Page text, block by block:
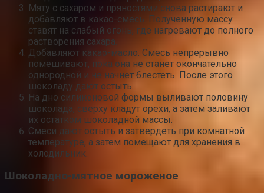
Мяту с сахаром и пряностями снова растирают и
добавляют в какао-смесь. Полученную массу
ставят на слабый огонь, где нагревают до полного
растворения сахара.
Добавляют какао-масло. Смесь непрерывно
помешивают, пока она не станет окончательно
однородной и не начнет блестеть. После этого
шоколаду дают остыть.
На дно силиконовой формы выливают половину
шоколада, сверху кладут орехи, а затем заливают
их остатком шоколадной массы.
Смеси дают остыть и затвердеть при комнатной
температуре, а затем помещают для хранения в
холодильник.
Шоколадно-мятное мороженое